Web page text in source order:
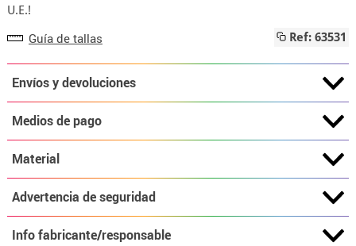
U.E.!
Guía de tallas Ref: 63531
Envíos y devoluciones
Medios de pago
Material
Advertencia de seguridad
Info fabricante/responsable